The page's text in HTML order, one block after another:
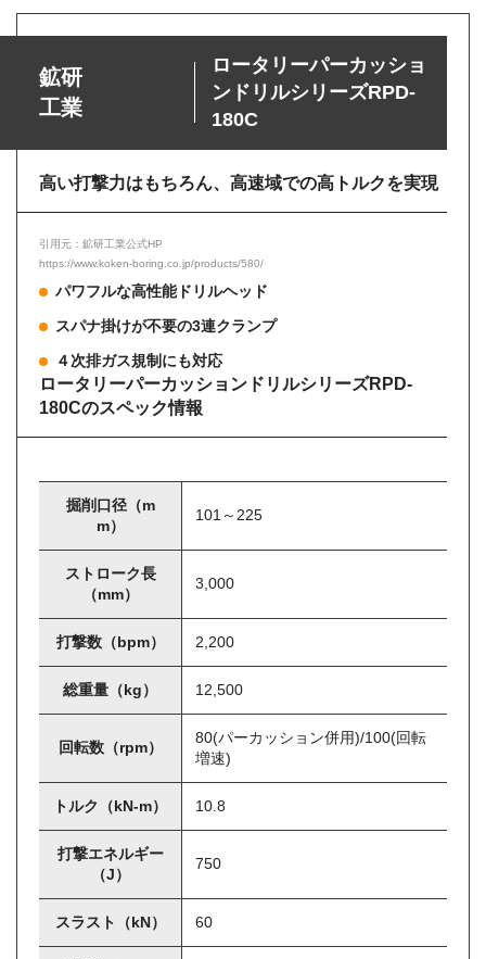
鉱研
工業
ロータリーパーカッショ
ンドリルシリーズRPD-
180C
高い打撃力はもちろん、高速域での高トルクを実現
引用元：鉱研工業公式HP
https://www.koken-boring.co.jp/products/580/
パワフルな高性能ドリルヘッド
スパナ掛けが不要の3連クランプ
４次排ガス規制にも対応
ロータリーパーカッションドリルシリーズRPD-
180Cのスペック情報
掘削口径（m
m）
101～225
ストローク長
（mm）
3,000
打撃数（bpm） 2,200
総重量（kg） 12,500
回転数（rpm）
80(パーカッション併用)/100(回転
増速)
トルク（kN-m） 10.8
打撃エネルギー
（J）
750
スラスト（kN） 60